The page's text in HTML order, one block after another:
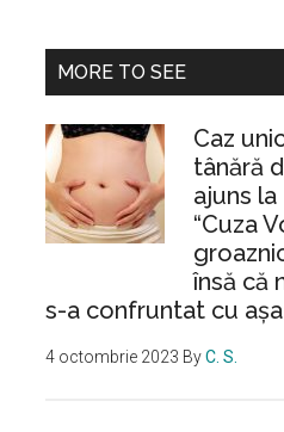
MORE TO SEE
Caz
tânără
ajuns
“Cuza
însă că
s-a confruntat cu
4 octombrie 2023 ByC. S.